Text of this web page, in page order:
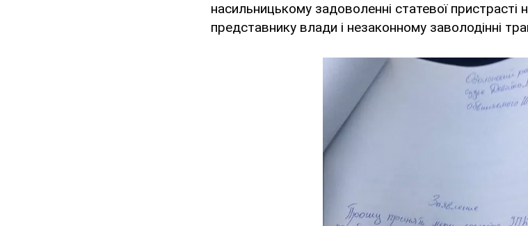
насильницькому задоволенні статевої
представнику влади і незаконному заволодінні